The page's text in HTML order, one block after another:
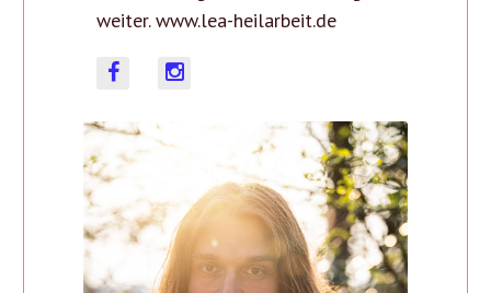
weiter. www.lea-heilarbeit.de